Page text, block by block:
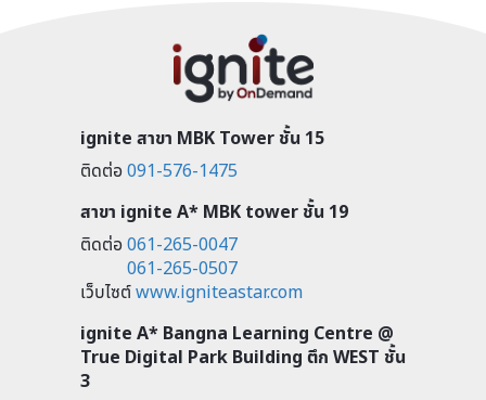
ignite สาขา MBK Tower ชั้น 15
ติดต่อ091-576-1475
สาขา ignite A* MBK tower ชั้น 19
ติดต่อ061-265-0047
061-265-0507
เว็บไซต์www.igniteastar.com
ignite A* Bangna Learning Centre @
True Digital Park Building ตึก WEST ชั้น
3